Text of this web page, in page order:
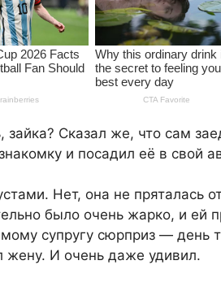
Сказал же, что сам
и посадил её в свой
Нет, она не пряталась
было очень жарко, и ей
супругу сюрприз — день
жену. И очень даже удивил.